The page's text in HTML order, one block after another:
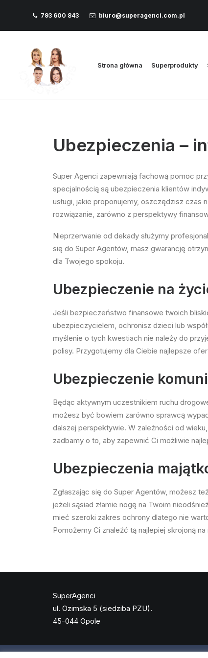
793 600 843 biuro@superagenci.com.pl
Strona główna Superprodukty
Ubezpieczenia –
Super Agenci zapewniają fachową pomoc
specjalnością są ubezpieczenia klientów
usługi, jakie proponujemy, oszczędzisz
rozwiązanie, zarówno z perspektywy
Nieprzerwanie od dekady służymy
się do Super Agentów, masz gwarancję
dla Twojego spokoju.
Ubezpieczenie na
Jeśli bezpieczeństwo finansowe twoich
ubezpieczycielem, ochronisz dzieci lub
myślenie o tych kwestiach nie należy do
polisy. Przygotujemy dla Ciebie najlepsze
Ubezpieczenie
Będąc aktywnym uczestnikiem ruchu
możesz być bowiem zarówno sprawcą
dalszej perspektywie. W zależności od
zadbamy o to, aby zapewnić Ci możliwie
Ubezpieczenia
Zgłaszając się do Super Agentów, możesz
jeżeli sąsiad złamie nogę na Twoim
mieć szeroki zakres ochrony dlatego nie
Pomożemy Ci znaleźć tą najlepiej skrojoną
SuperAgenci
ul. Ozimska 5 (siedziba PZU).
45-044 Opole